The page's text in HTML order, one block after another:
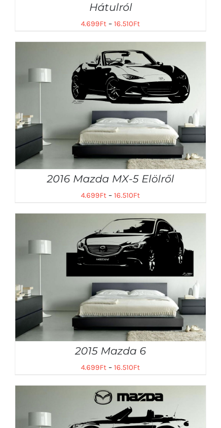
Hátulról
4.699Ft – 16.510Ft
2016 Mazda MX-5 Elölről
4.699Ft – 16.510Ft
2015 Mazda 6
4.699Ft – 16.510Ft